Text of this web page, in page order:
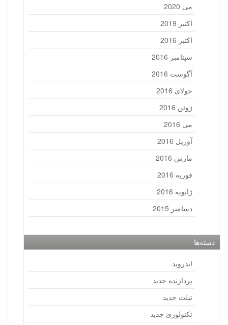
می 2020
اکتبر 2019
اکتبر 2016
سپتامبر 2016
آگوست 2016
جولای 2016
ژوئن 2016
می 2016
آوریل 2016
مارس 2016
فوریه 2016
ژانویه 2016
دسامبر 2015
دسته‌ها
اندروید
پردازنده جدید
تبلت جدید
تکنولوژی جدید